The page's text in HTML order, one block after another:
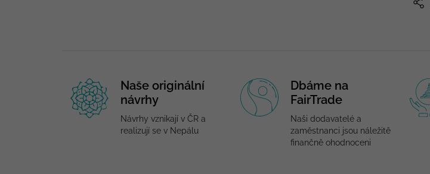
Naše originální
návrhy
Návrhy vznikají v ČR a
realizují se v Nepálu
Dbáme na
FairTrade
Naši dodavatelé a
zaměstnanci jsou náležitě
finančně ohodnoceni